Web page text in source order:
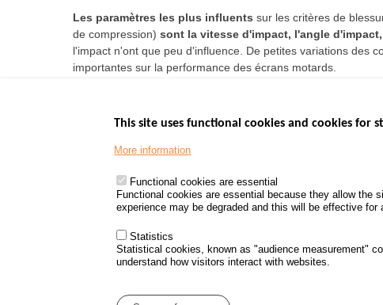
Les paramètres les plus influents sur les critères de
de compression) sont la vitesse d'impact, l'angle
l'impact n'ont que peu d'influence. De petites variations des
importantes sur la performance des écrans motards.
www.data.gouv.fr
www.legifrance.gouv.fr
This site uses functional cookies and cookies for
More information
Functional cookies are essential
Functional cookies are essential because they allow the
experience may be degraded and this will be effective
Statistics
Statistical cookies, known as "audience measurement"
understand how visitors interact with websites.